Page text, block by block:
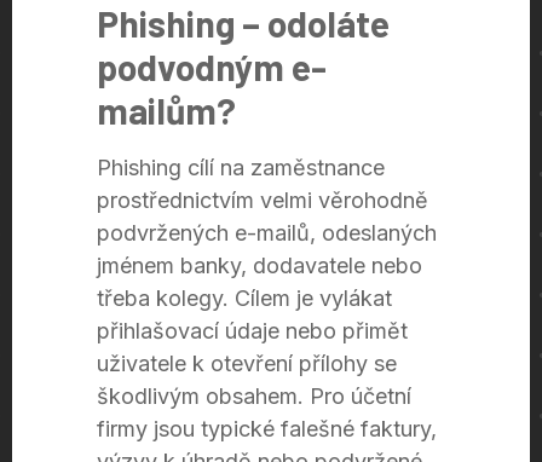
Phishing – odoláte
podvodným e-
mailům?
Phishing cílí na zaměstnance
prostřednictvím velmi věrohodně
podvržených e-mailů, odeslaných
jménem banky, dodavatele nebo
třeba kolegy. Cílem je vylákat
přihlašovací údaje nebo přimět
uživatele k otevření přílohy se
škodlivým obsahem. Pro účetní
firmy jsou typické falešné faktury,